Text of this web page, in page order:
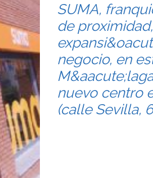
SUMA,
de
negocio, en
nuevo centro
(calle Sevilla,